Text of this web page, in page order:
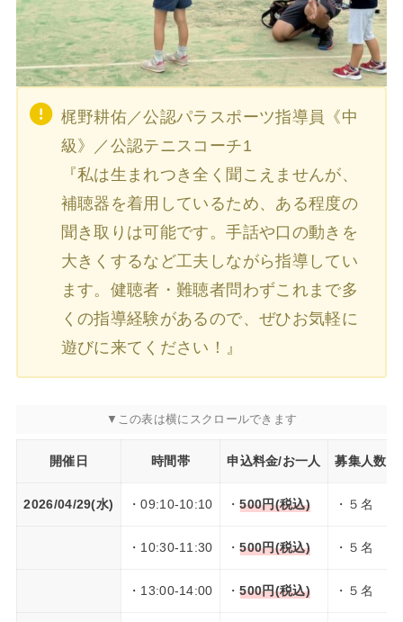
梶野耕佑／公認パラスポーツ指導員《中
級》／公認テニスコーチ1
『私は生まれつき全く聞こえませんが、
補聴器を着用しているため、ある程度の
聞き取りは可能です。手話や口の動きを
大きくするなど工夫しながら指導してい
ます。健聴者・難聴者問わずこれまで多
くの指導経験があるので、ぜひお気軽に
遊びに来てください！』
開催日 時間帯 申込料金/お一人 募集人数
2026/04/29(水) ・09:10-10:10 ・500円(税込) ・５名
・10:30-11:30 ・500円(税込) ・５名
・13:00-14:00 ・500円(税込) ・５名